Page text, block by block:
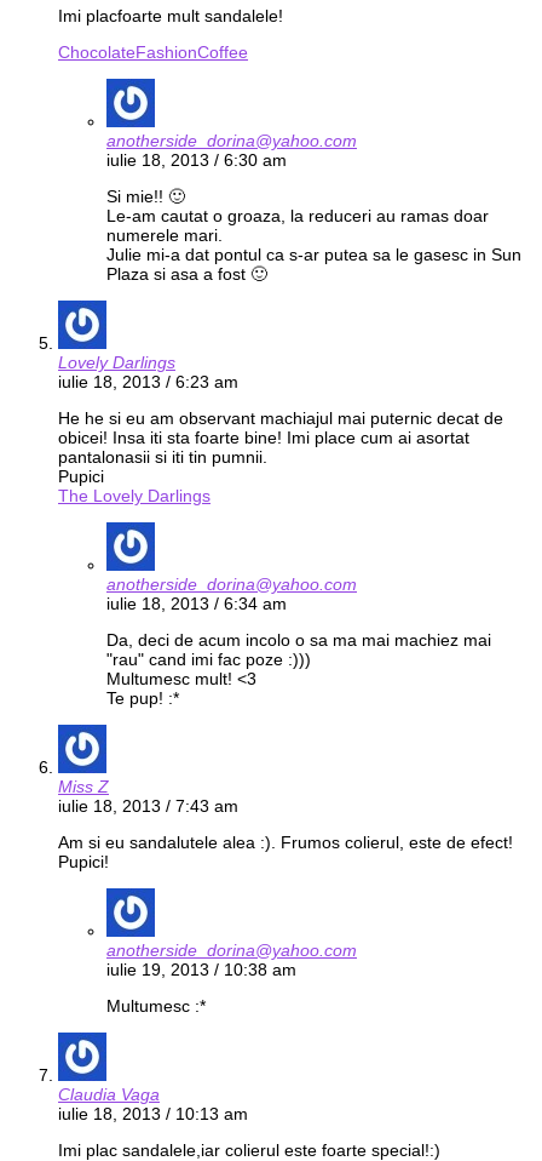
Imi placfoarte mult sandalele!
ChocolateFashionCoffee
anotherside_dorina@yahoo.com
iulie 18, 2013 / 6:30 am
Si mie!! 🙂
Le-am cautat o groaza, la reduceri au ramas doar
numerele mari.
Julie mi-a dat pontul ca s-ar putea sa le gasesc in Sun
Plaza si asa a fost 🙂
Lovely Darlings
iulie 18, 2013 / 6:23 am
He he si eu am observant machiajul mai puternic decat de
obicei! Insa iti sta foarte bine! Imi place cum ai asortat
pantalonasii si iti tin pumnii.
Pupici
The Lovely Darlings
anotherside_dorina@yahoo.com
iulie 18, 2013 / 6:34 am
Da, deci de acum incolo o sa ma mai machiez mai
"rau" cand imi fac poze :)))
Multumesc mult! <3
Te pup! :*
Miss Z
iulie 18, 2013 / 7:43 am
Am si eu sandalutele alea :). Frumos colierul, este de efect!
Pupici!
anotherside_dorina@yahoo.com
iulie 19, 2013 / 10:38 am
Multumesc :*
Claudia Vaga
iulie 18, 2013 / 10:13 am
Imi plac sandalele,iar colierul este foarte special!:)